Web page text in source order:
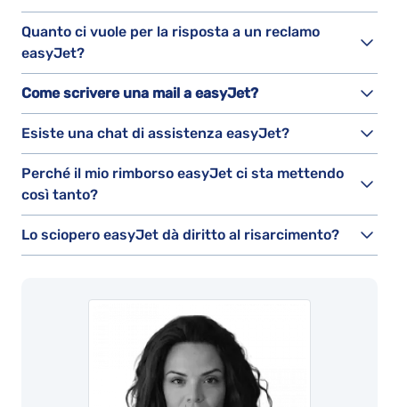
Quanto ci vuole per la risposta a un reclamo
easyJet?
Come scrivere una mail a easyJet?
Esiste una chat di assistenza easyJet?
Perché il mio rimborso easyJet ci sta mettendo
così tanto?
Lo sciopero easyJet dà diritto al risarcimento?